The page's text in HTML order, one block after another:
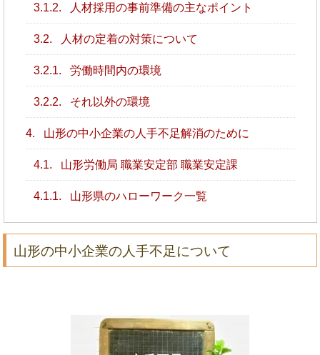
3.1.2. 人材採用の事前準備の主なポイント
3.2. 人材の定着の対策について
3.2.1. 労働時間内の環境
3.2.2. それ以外の環境
4. 山形の中小企業の人手不足解消のために
4.1. 山形労働局 職業安定部 職業安定課
4.1.1. 山形県のハローワーク一覧
山形の中小企業の人手不足について